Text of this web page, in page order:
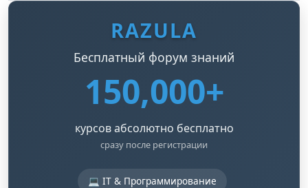
RAZULA
Бесплатный форум знаний
150,000+
курсов абсолютно бесплатно
сразу после регистрации
💻 IT & Программирование